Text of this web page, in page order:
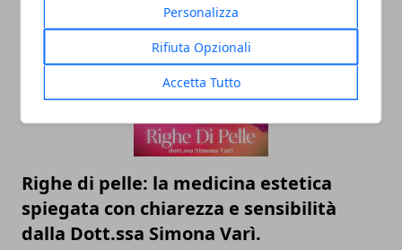
Personalizza
Rifiuta Opzionali
Accetta Tutto
Righe di pelle: la medicina estetica
spiegata con chiarezza e sensibilità
dalla Dott.ssa Simona Varì.